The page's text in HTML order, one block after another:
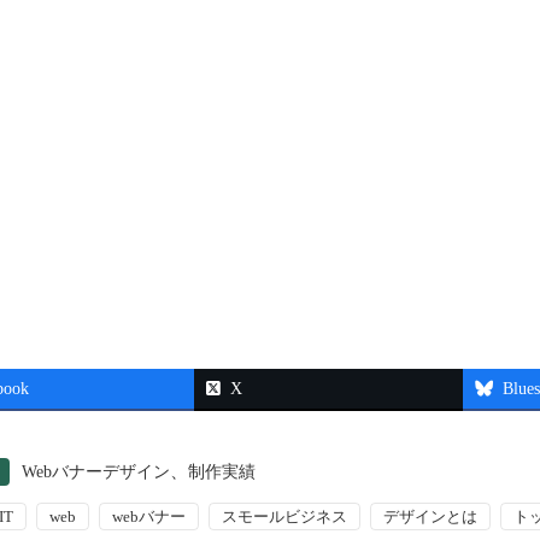
X
Webバナーデザイン 、制作実績
IT web webバナー スモールビジネス デザインとは ト